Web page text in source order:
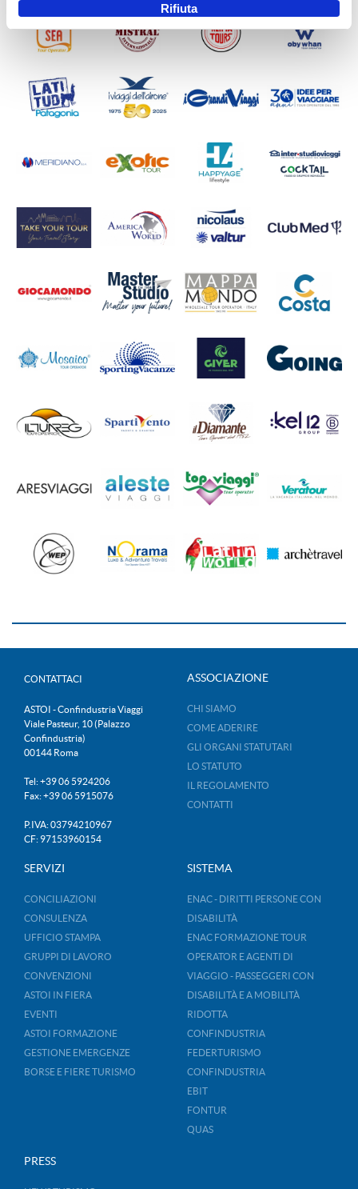
Rifiuta
CONTATTACI
ASTOI - Confindustria Viaggi
Viale Pasteur, 10 (Palazzo
Confindustria)
00144 Roma
Tel: +39 06 5924206
Fax: +39 06 5915076
P.IVA: 03794210967
CF: 97153960154
ASSOCIAZIONE
CHI SIAMO
COME ADERIRE
GLI ORGANI STATUTARI
LO STATUTO
IL REGOLAMENTO
CONTATTI
SERVIZI
CONCILIAZIONI
CONSULENZA
UFFICIO STAMPA
GRUPPI DI LAVORO
CONVENZIONI
ASTOI IN FIERA
EVENTI
ASTOI FORMAZIONE
GESTIONE EMERGENZE
BORSE E FIERE TURISMO
SISTEMA
ENAC - DIRITTI PERSONE CON
DISABILITÀ
ENAC FORMAZIONE TOUR
OPERATOR E AGENTI DI
VIAGGIO - PASSEGGERI CON
DISABILITÀ E A MOBILITÀ
RIDOTTA
CONFINDUSTRIA
FEDERTURISMO
CONFINDUSTRIA
EBIT
FONTUR
QUAS
PRESS